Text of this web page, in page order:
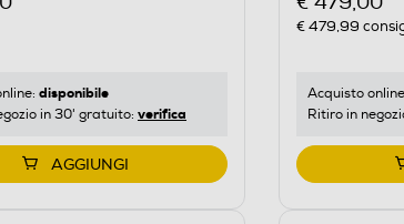
disponibile
in 30' gratuito: verifica
AGGIUNGI
€ 479,99
Acquisto
Ritiro in